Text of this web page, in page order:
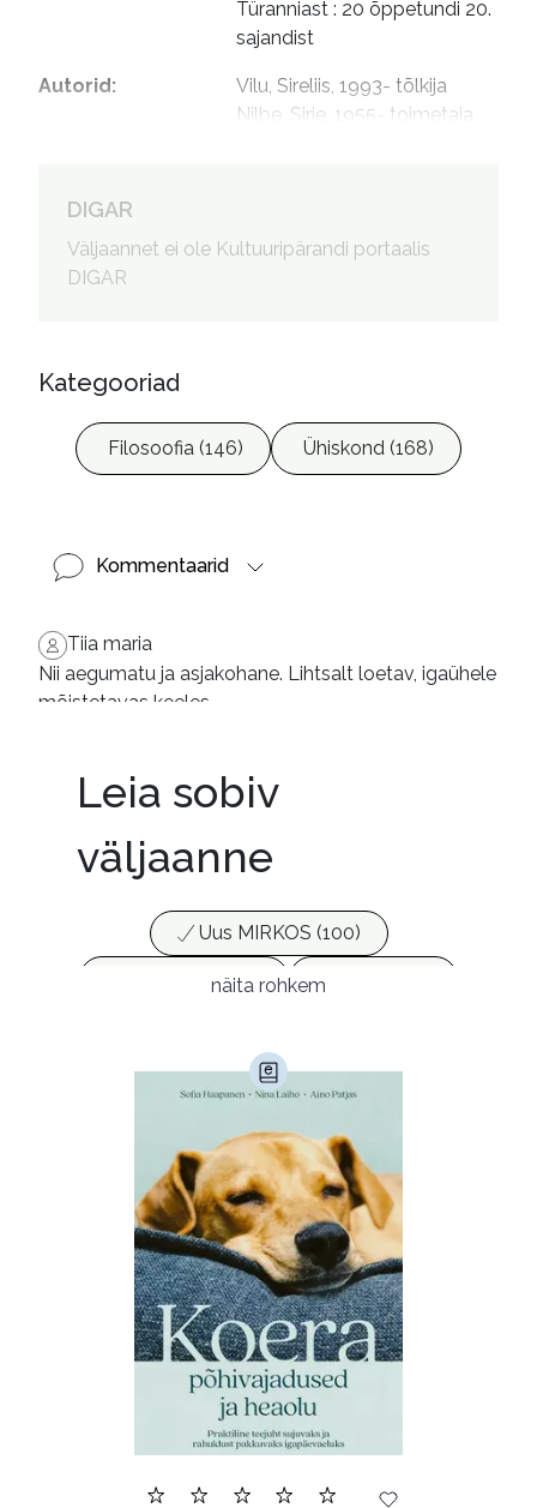
Türanniast : 20 õppetundi 20.
sajandist
Autorid:
Vilu, Sireliis, 1993- tõlkija
Nilbe, Sirje, 1955- toimetaja
DIGAR
Väljaannet ei ole Kultuuripärandi portaalis
DIGAR
Kategooriad
Filosoofia (146) Ühiskond (168)
Kommentaarid
Tiia maria
Nii aegumatu ja asjakohane. Lihtsalt loetav, igaühele
mõistetavas keeles.
Leia sobiv
väljaanne
Uus MIRKOS (100)
Populaarsed (25)
Ajakirjad (17)
Armastusromaanid (293)
Biograafiad (229)
Eesti kirjandus (1774)
Ettevõtlus (30)
Filoloogia (121)
Filosoofia (146)
Geograafia (65)
Haridus (20)
Ilukirjandus (4254)
näita rohkem